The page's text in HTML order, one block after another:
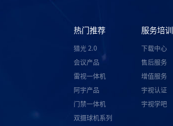
热门推荐
猎光 2.0
会议产品
雷视一体机
阿宇产品
门禁一体机
双摄球机系列
服务培训
下载中心
售后服务
增值服务
宇视认证
宇视学吧